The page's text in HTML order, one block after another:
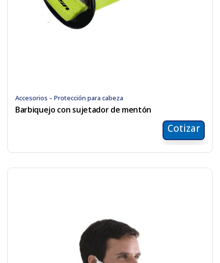
Accesorios – Protección para cabeza
Barbiquejo con sujetador de mentón
Cotizar